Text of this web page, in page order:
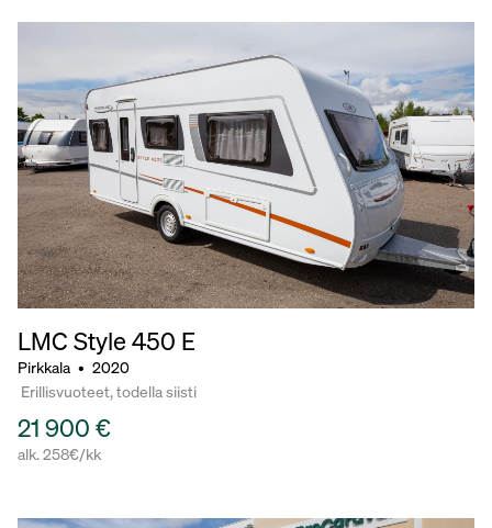
LMC Style 450 E
Pirkkala • 2020
Erillisvuoteet, todella siisti
21 900 €
alk. 258€/kk